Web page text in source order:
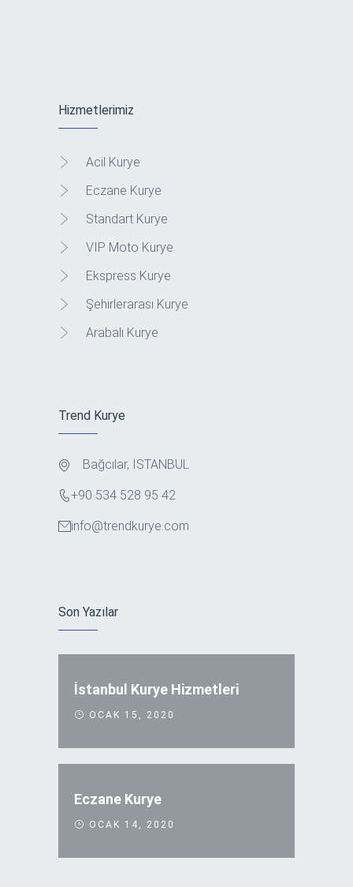
Hizmetlerimiz
Acil Kurye
Eczane Kurye
Standart Kurye
VIP Moto Kurye
Ekspress Kurye
Şehirlerarası Kurye
Arabalı Kurye
Trend Kurye
Bağcılar, İSTANBUL
+90 534 528 95 42
info@trendkurye.com
Son Yazılar
İstanbul Kurye Hizmetleri
OCAK 15, 2020
Eczane Kurye
OCAK 14, 2020